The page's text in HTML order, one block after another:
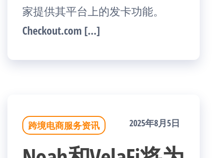
家提供其平台上的发卡功能。
Checkout.com […]
跨境电商服务资讯 2025年8月5日